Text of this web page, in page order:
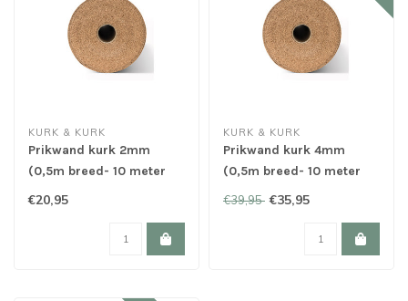
KURK & KURK
Prikwand kurk 2mm
(0,5m breed- 10 meter
lang)
€20,95
KURK & KURK
Prikwand kurk 4mm
(0,5m breed- 10 meter
lang)
€39,95 €35,95